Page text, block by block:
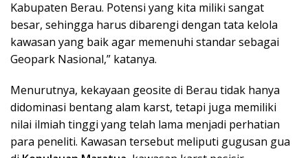
Kabupaten Berau. Potensi yang kita miliki sangat
besar, sehingga harus dibarengi dengan tata kelola
kawasan yang baik agar memenuhi standar sebagai
Geopark Nasional,” katanya.
Menurutnya, kekayaan geosite di Berau tidak hanya
didominasi bentang alam karst, tetapi juga memiliki
nilai ilmiah tinggi yang telah lama menjadi perhatian
para peneliti. Kawasan tersebut meliputi gugusan gua